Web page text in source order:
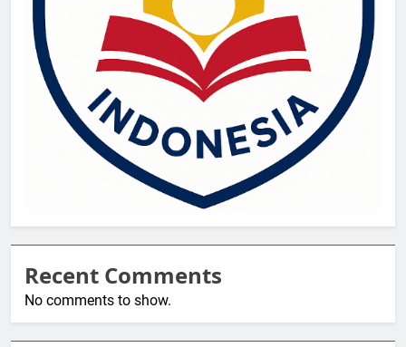
Recent Comments
No comments to show.